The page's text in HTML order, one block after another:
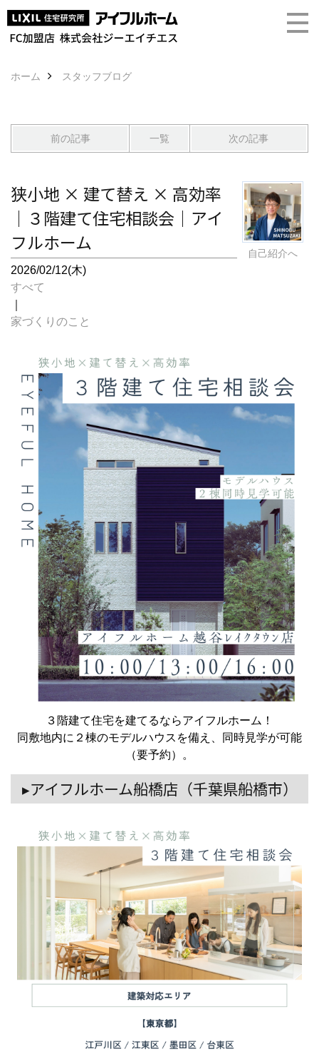
ホーム スタッフブログ
前の記事 一覧 次の記事
自己紹介へ
狭小地 × 建て替え × 高効率
｜３階建て住宅相談会｜アイ
フルホーム
2026/02/12(木)
すべて
家づくりのこと
３階建て住宅を建てるならアイフルホーム！
同敷地内に２棟のモデルハウスを備え、同時見学が可能
（要予約）。
▸アイフルホーム船橋店（千葉県船橋市）